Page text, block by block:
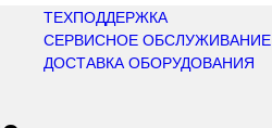
ТЕХПОДДЕРЖКА
СЕРВИСНОЕ ОБСЛУЖИВАНИЕ
ДОСТАВКА ОБОРУДОВАНИЯ